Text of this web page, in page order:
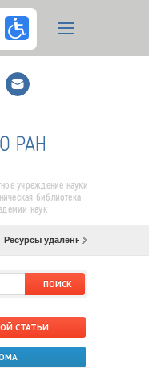
E-
mail
подписка
учреждение науки
библиотека
наук
Ресурсы удаленного доступа
СТАТЬИ